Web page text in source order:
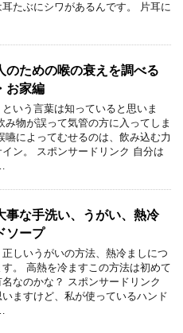
たぶにシワがあるんです。 片耳に
のための喉の衰えを調べる
お家編
いう言葉は知っていると思いま
み物が誤って気管の方に入ってしま
嚥によってむせるのは、飲み込む力
ン。 スポンサードリンク 自分は
事な手洗い、うがい、熱冷
ソープ
しいうがいの方法、熱冷ましにつ
。 高熱を冷ますこの方法は初めて
なのかな？ スポンサードリンク
ますけど、私が使っているハンド